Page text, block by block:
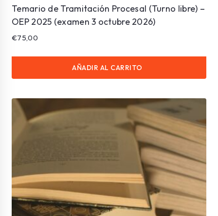
Temario de Tramitación Procesal (Turno libre) –
OEP 2025 (examen 3 octubre 2026)
€75,00
AÑADIR AL CARRITO